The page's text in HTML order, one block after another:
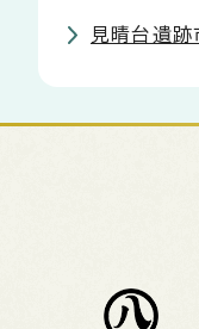
見晴台遺跡